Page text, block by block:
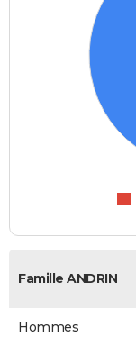
Famille ANDRIN
Hommes